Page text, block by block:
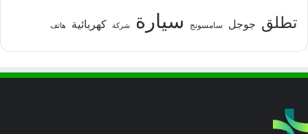
تطلق جوجل سامسونج سيارة شركة كهربائية هاتف